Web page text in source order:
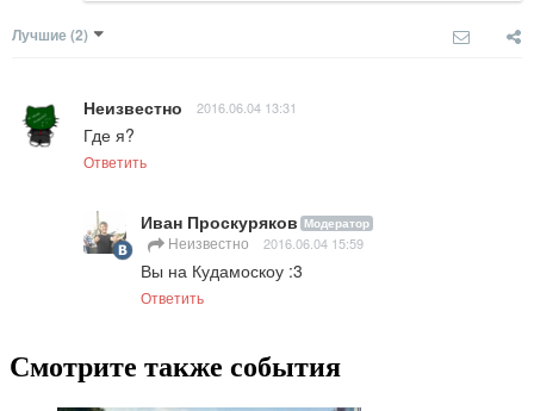
Лучшие (2)
Неизвестно 2016.06.04 13:31
Где я?
Ответить
Иван Проскуряков Модератор
Неизвестно 2016.06.04 15:59
Вы на Кудамоскоу :3
Ответить
Смотрите также события